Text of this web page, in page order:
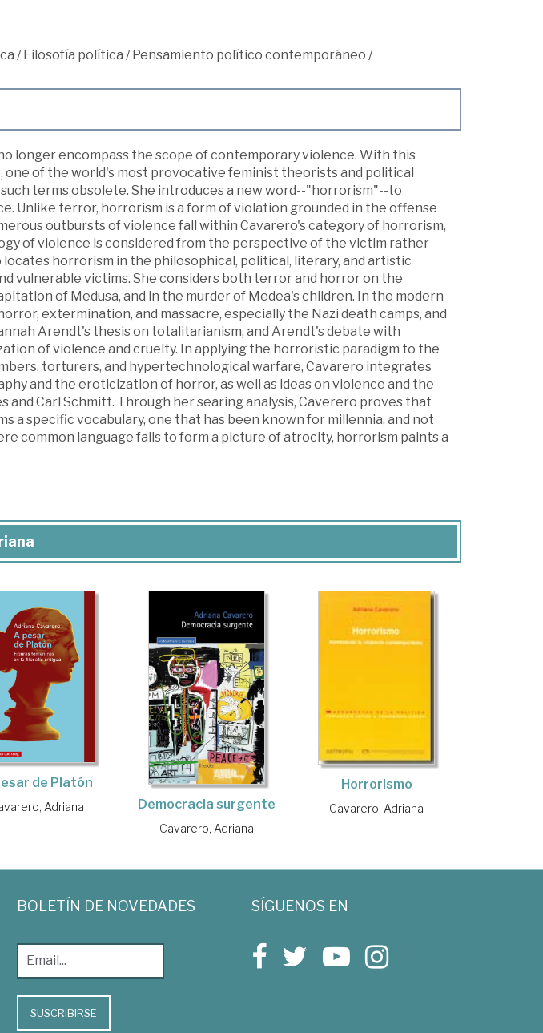
/Filosofía política /Pensamiento político contemporáneo /
longer encompass the scope of contemporary violence. With this
one of the world's most provocative feminist theorists and political
terms obsolete. She introduces a new word--"horrorism"--to
Unlike terror, horrorism is a form of violation grounded in the offense
outbursts of violence fall within Cavarero's category of horrorism,
of violence is considered from the perspective of the victim rather
horrorism in the philosophical, political, literary, and artistic
vulnerable victims. She considers both terror and horror on the
of Medusa, and in the murder of Medea's children. In the modern
extermination, and massacre, especially the Nazi death camps, and
Arendt's thesis on totalitarianism, and Arendt's debate with
of violence and cruelty. In applying the horroristic paradigm to the
torturers, and hypertechnological warfare, Cavarero integrates
and the eroticization of horror, as well as ideas on violence and the
and Carl Schmitt. Through her searing analysis, Caverero proves that
a specific vocabulary, one that has been known for millennia, and not
common language fails to form a picture of atrocity, horrorism paints a
de Platón
Adriana Democracia surgente
Cavarero, Adriana
Horrorismo
Cavarero, Adriana
BOLETÍN DE NOVEDADES
SUSCRIBIRSE
SÍGUENOS EN